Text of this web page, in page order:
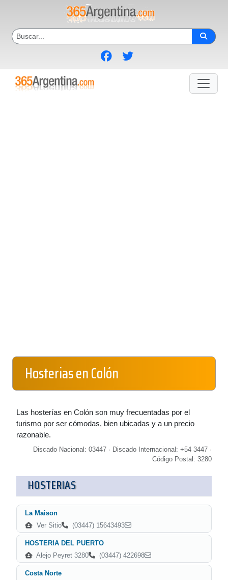
Hosterias en Colón
Las hosterías en Colón son muy frecuentadas por el
turismo por ser cómodas, bien ubicadas y a un precio
razonable.
Discado Nacional: 03447 · Discado Internacional: +54 3447 ·
Código Postal: 3280
HOSTERIAS
La Maison
Ver Sitio
(03447) 15643493
HOSTERIA DEL PUERTO
Alejo Peyret 3280
(03447) 422698
Costa Norte